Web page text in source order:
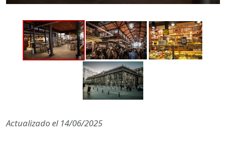
Actualizado el 14/06/2025